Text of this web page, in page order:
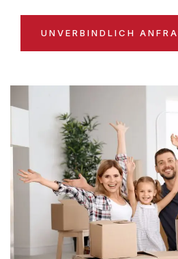
UNVERBINDLICH